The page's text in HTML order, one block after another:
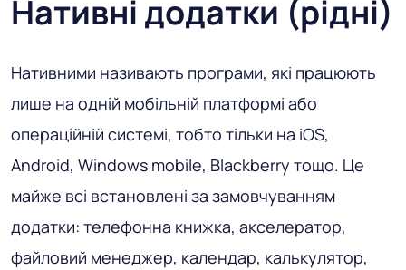
Нативні додатки (рідні)
Нативними називають програми, які працюють
лише на одній мобільній платформі або
операційній системі, тобто тільки на iOS,
Android, Windows mobile, Blackberry тощо. Це
майже всі встановлені за замовчуванням
додатки: телефонна книжка, акселератор,
файловий менеджер, календар, калькулятор,